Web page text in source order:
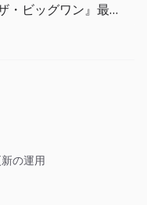
『ザ・ビッグワン』最初の10分：釣って、確認して、もう一度投げる
の運用